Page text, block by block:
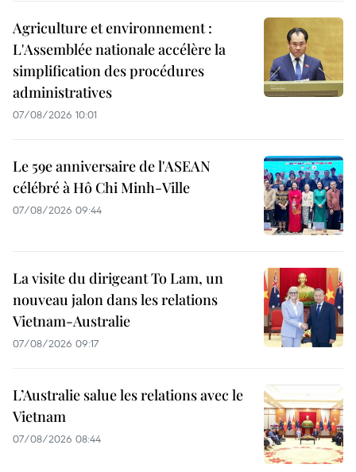
Agriculture et environnement :
L'Assemblée nationale accélère la
simplification des procédures
administratives
07/08/2026 10:01
Le 59e anniversaire de l'ASEAN
célébré à Hô Chi Minh-Ville
07/08/2026 09:44
La visite du dirigeant To Lam, un
nouveau jalon dans les relations
Vietnam-Australie
07/08/2026 09:17
L’Australie salue les relations avec le
Vietnam
07/08/2026 08:44